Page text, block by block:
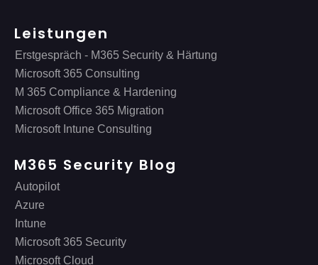
Leistungen
Erstgespräch - M365 Security & Härtung
Microsoft 365 Consulting
M 365 Compliance & Hardening
Microsoft Office 365 Migration
Microsoft Intune Consulting
M365 Security Blog
Autopilot
Azure
Intune
Microsoft 365 Security
Microsoft Cloud